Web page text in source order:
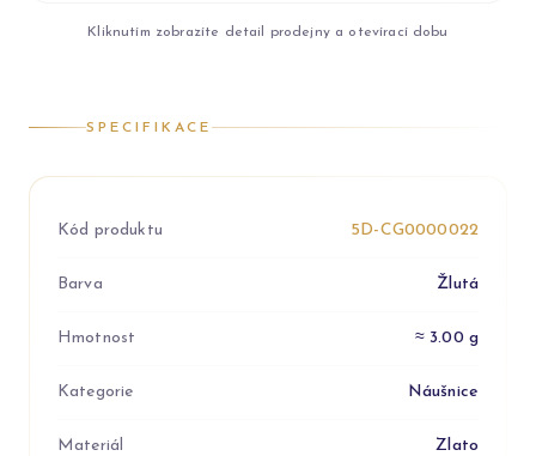
Kliknutím zobrazíte detail prodejny a otevírací dobu
SPECIFIKACE
Kód produktu 5D-CG0000022
Barva Žlutá
Hmotnost ≈ 3.00 g
Kategorie Náušnice
Materiál Zlato